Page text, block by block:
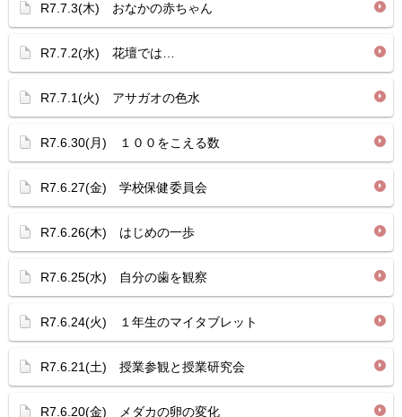
R7.7.3(木) おなかの赤ちゃん
R7.7.2(水) 花壇では…
R7.7.1(火) アサガオの色水
R7.6.30(月) １００をこえる数
R7.6.27(金) 学校保健委員会
R7.6.26(木) はじめの一歩
R7.6.25(水) 自分の歯を観察
R7.6.24(火) １年生のマイタブレット
R7.6.21(土) 授業参観と授業研究会
R7.6.20(金) メダカの卵の変化